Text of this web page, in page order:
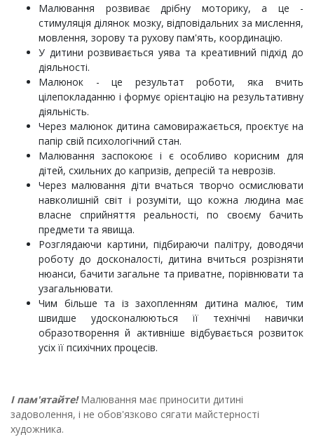
Малювання розвиває дрібну моторику, а це -
стимуляція ділянок мозку, відповідальних за мислення,
мовлення, зорову та рухову пам'ять, координацію.
У дитини розвивається уява та креативний підхід до
діяльності.
Малюнок - це результат роботи, яка вчить
цілепокладанню і формує орієнтацію на результативну
діяльність.
Через малюнок дитина самовиражається, проєктує на
папір свій психологічний стан.
Малювання заспокоює і є особливо корисним для
дітей, схильних до капризів, депресій та неврозів.
Через малювання діти вчаться творчо осмислювати
навколишній світ і розуміти, що кожна людина має
власне сприйняття реальності, по своєму бачить
предмети та явища.
Розглядаючи картини, підбираючи палітру, доводячи
роботу до досконалості, дитина вчиться розрізняти
нюанси, бачити загальне та приватне, порівнювати та
узагальнювати.
Чим більше та із захопленням дитина малює, тим
швидше удосконалюються її технічні навички
образотворення й активніше відбувається розвиток
усіх її психічних процесів.
І пам'ятайте!Малювання має приносити дитині
задоволення, і не обов'язково сягати майстерності
художника.